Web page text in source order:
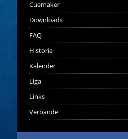
Cuemaker
Downloads
FAQ
Historie
Kalender
Liga
Links
Verbände